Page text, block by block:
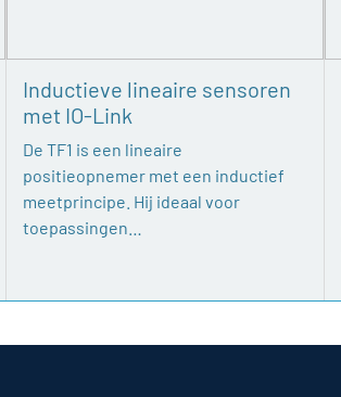
Inductieve lineaire sensoren
met IO-Link
De TF1 is een lineaire
positieopnemer met een inductief
meetprincipe. Hij ideaal voor
toepassingen…